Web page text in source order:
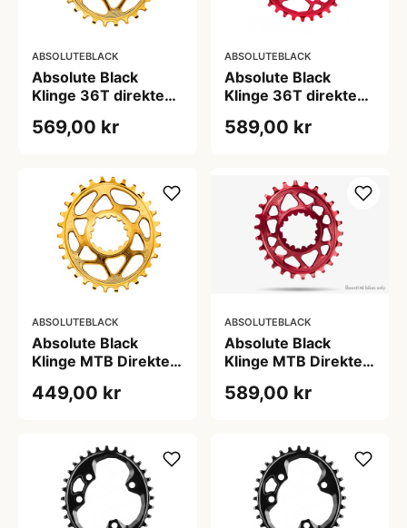
ABSOLUTEBLACK
Absolute Black
Klinge 36T direkte
SRAM GXP Guld
569,00 kr
ABSOLUTEBLACK
Absolute Black
Klinge 36T direkte
SRAM GXP Rød
589,00 kr
ABSOLUTEBLACK
Absolute Black
Klinge MTB Direkte
28T Guld
449,00 kr
ABSOLUTEBLACK
Absolute Black
Klinge MTB Direkte
rød
589,00 kr